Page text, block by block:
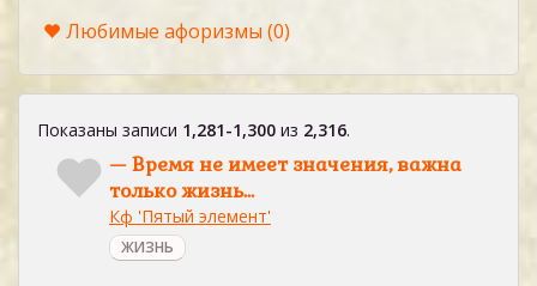
Любимые афоризмы (0)
Показаны записи 1,281-1,300 из 2,316.
— Время не имеет значения, важна
только жизнь…
Кф 'Пятый элемент'
ЖИЗНЬ